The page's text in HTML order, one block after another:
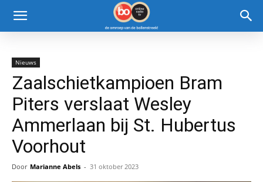
Nieuws
Zaalschietkampioen Bram
Piters verslaat Wesley
Ammerlaan bij St. Hubertus
Voorhout
Door Marianne Abels - 31 oktober 2023